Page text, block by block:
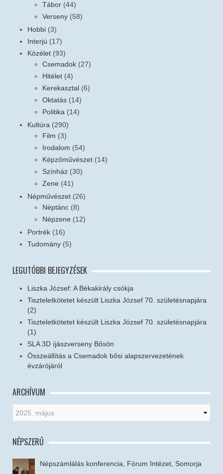
Tábor (44)
Verseny (58)
Hobbi (3)
Interjú (17)
Közélet (93)
Csemadok (27)
Hitélet (4)
Kerekasztal (6)
Oktatás (14)
Politika (14)
Kultúra (290)
Film (3)
Irodalom (54)
Képzőművészet (14)
Színház (30)
Zene (41)
Népművészet (26)
Néptánc (8)
Népzene (12)
Portrék (16)
Tudomány (5)
LEGUTÓBBI BEJEGYZÉSEK
Liszka József: A Békakirály csókja
Tiszteletkötetet készült Liszka József 70. születésnapjára
(2)
Tiszteletkötetet készült Liszka József 70. születésnapjára
(1)
SLA 3D íjászverseny Bősön
Összeállítás a Csemadok bősi alapszervezetének
évzárójáról
ARCHÍVUM
NÉPSZERŰ
Népszámlálás konferencia, Fórum Intézet, Somorja